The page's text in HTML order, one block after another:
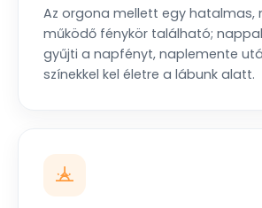
Az orgona mellett egy hatalmas,
működő fénykör található;
gyűjti a napfényt, naplemente
színekkel kel életre a lábunk alatt.